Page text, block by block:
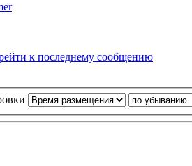
к последнему сообщению